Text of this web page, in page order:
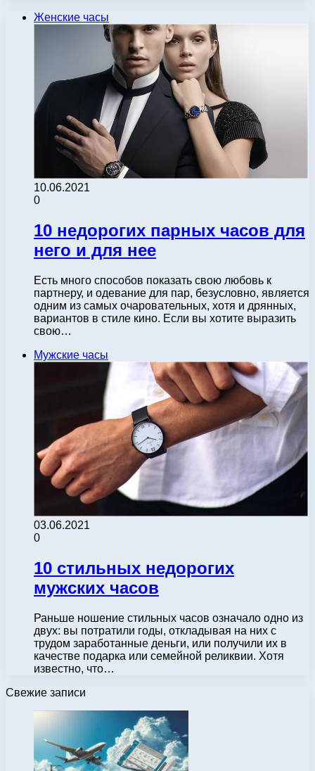
Женские часы
10.06.2021
0
10 недорогих парных часов для
него и для нее
Есть много способов показать свою любовь к
партнеру, и одевание для пар, безусловно, является
одним из самых очаровательных, хотя и дрянных,
вариантов в стиле кино. Если вы хотите выразить
свою…
Мужские часы
03.06.2021
0
10 стильных недорогих
мужских часов
Раньше ношение стильных часов означало одно из
двух: вы потратили годы, откладывая на них с
трудом заработанные деньги, или получили их в
качестве подарка или семейной реликвии. Хотя
известно, что…
Свежие записи